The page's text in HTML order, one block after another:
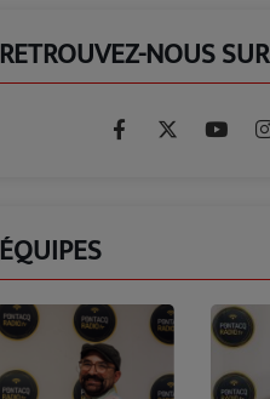
RETROUVEZ-NOUS SUR
ÉQUIPES